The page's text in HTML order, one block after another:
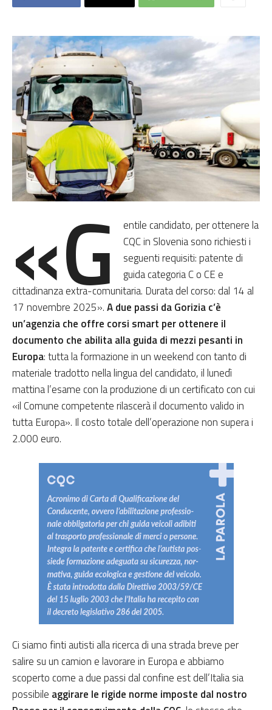
«G entile candidato, per ottenere la
CQC in Slovenia sono richiesti i
seguenti requisiti: patente di
guida categoria C o CE e
cittadinanza extra-comunitaria. Durata del corso: dal 14 al
17 novembre 2025».A due passi da Gorizia c’è
un’agenzia che offre corsi smart per ottenere il
documento che abilita alla guida di mezzi pesanti in
Europa: tutta la formazione in un weekend con tanto di
materiale tradotto nella lingua del candidato, il lunedì
mattina l’esame con la produzione di un certificato con cui
«il Comune competente rilascerà il documento valido in
tutta Europa». Il costo totale dell’operazione non supera i
2.000 euro.
Ci siamo finti autisti alla ricerca di una strada breve per
salire su un camion e lavorare in Europa e abbiamo
scoperto come a due passi dal confine est dell’Italia sia
possibile aggirare le rigide norme imposte dal nostro